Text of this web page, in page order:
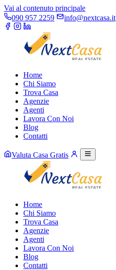
Vai al contenuto principale
090 957 2259
info@nextcasa.it
Home
Chi Siamo
Trova Casa
Agenzie
Agenti
Lavora Con Noi
Blog
Contatti
Valuta Casa Gratis
Home
Chi Siamo
Trova Casa
Agenzie
Agenti
Lavora Con Noi
Blog
Contatti